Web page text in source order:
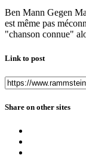
Ben Mann Gegen
est même pas
"chanson connue"
Link to post
Share on other sites